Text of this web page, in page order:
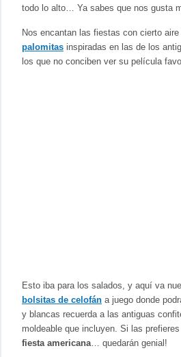
todo lo alto… Ya sabes que nos gusta
Nos encantan las fiestas con cierto
palomitas inspiradas en las de los
los que no conciben ver su película
Esto iba para los salados, y aquí va
bolsitas de celofán a juego donde
y blancas recuerda a las antiguas
moldeable que incluyen. Si las
fiesta americana… quedarán genial!